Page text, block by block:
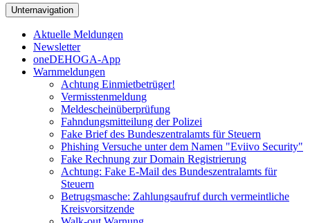
Unternavigation
Aktuelle Meldungen
Newsletter
oneDEHOGA-App
Warnmeldungen
Achtung Einmietbetrüger!
Vermisstenmeldung
Meldescheinüberprüfung
Fahndungsmitteilung der Polizei
Fake Brief des Bundeszentralamts für Steuern
Phishing Versuche unter dem Namen "Eviivo Security"
Fake Rechnung zur Domain Registrierung
Achtung: Fake E-Mail des Bundeszentralamts für
Steuern
Betrugsmasche: Zahlungsaufruf durch vermeintliche
Kreisvorsitzende